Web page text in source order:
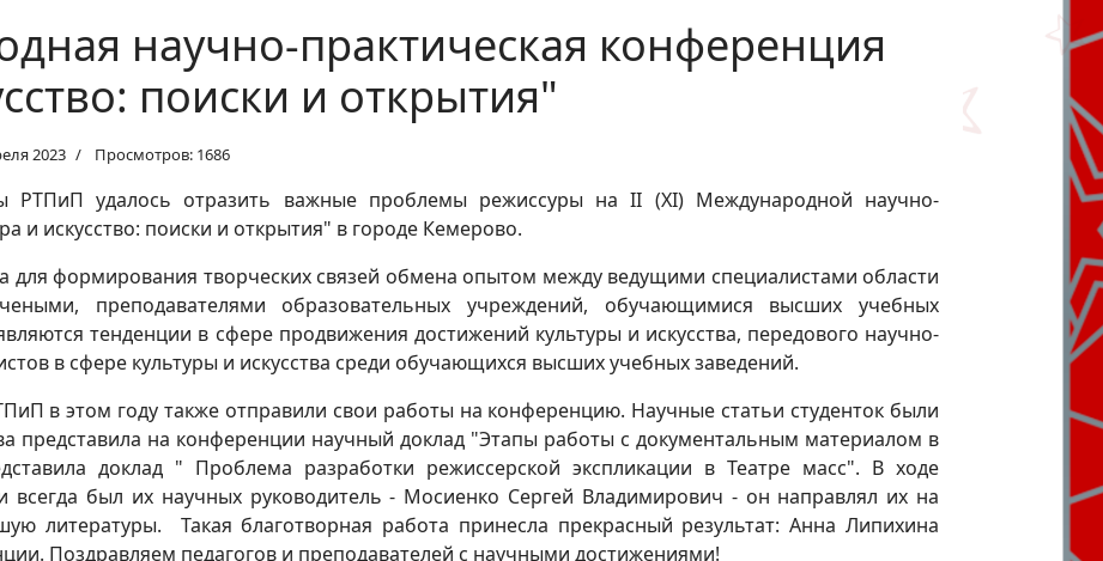
научно-практическая конференция
поиски и открытия"
2023 Просмотров: 1686
РТПиП удалось отразить важные проблемы режиссуры на II (XI) Международной научно-
и искусство: поиски и открытия" в городе Кемерово.
для формирования творческих связей обмена опытом между ведущими специалистами области
преподавателями образовательных учреждений, обучающимися высших учебных
тенденции в сфере продвижения достижений культуры и искусства, передового научно-
в сфере культуры и искусства среди обучающихся высших учебных заведений.
в этом году также отправили свои работы на конференцию. Научные статьи студенток были
представила на конференции научный доклад "Этапы работы с документальным материалом в
доклад " Проблема разработки режиссерской экспликации в Театре масс". В ходе
всегда был их научных руководитель - Мосиенко Сергей Владимирович - он направлял их на
литературы. Такая благотворная работа принесла прекрасный результат: Анна Липихина
Поздравляем педагогов и преподавателей с научными достижениями!